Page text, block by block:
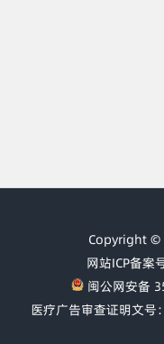
Copyright ©
网站ICP备案
闽公网安备
医疗广告审查证明文